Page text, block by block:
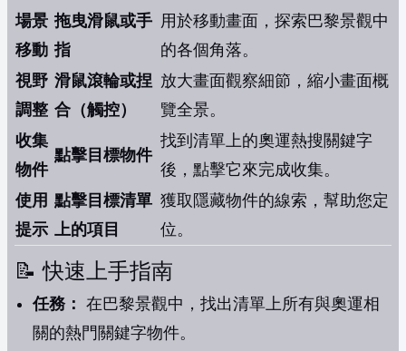
場景
移動
拖曳滑鼠或手
指
用於移動畫面，探索巴黎景觀中
的各個角落。
視野
調整
滑鼠滾輪或捏
合（觸控）
放大畫面觀察細節，縮小畫面概
覽全景。
收集
物件
點擊目標物件
找到清單上的奧運熱搜關鍵字
後，點擊它來完成收集。
使用
提示
點擊目標清單
上的項目
獲取隱藏物件的線索，幫助您定
位。
📝 快速上手指南
任務： 在巴黎景觀中，找出清單上所有與奧運相
關的熱門關鍵字物件。